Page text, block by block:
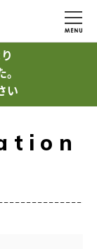
い